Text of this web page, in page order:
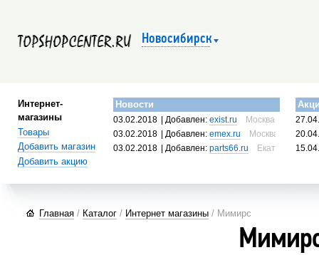
Новосибирск
Интернет-
магазины
Товары
Добавить магазин
Добавить акцию
Новости
03.02.2018 | Добавлен:exist.ru
Москва, Россия
03.02.2018
| Добавлен:emex.ru
Москва, Россия
03.02.2018
| Добавлен:parts66.ru Екатеринбург,
Главная / Каталог / Интернет магазины / Мимирс